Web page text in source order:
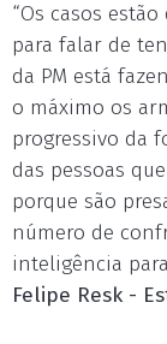
“Os casos
para falar de
da PM está
o máximo os
progressivo da
das pessoas
porque são
número de
inteligência
Felipe Resk -